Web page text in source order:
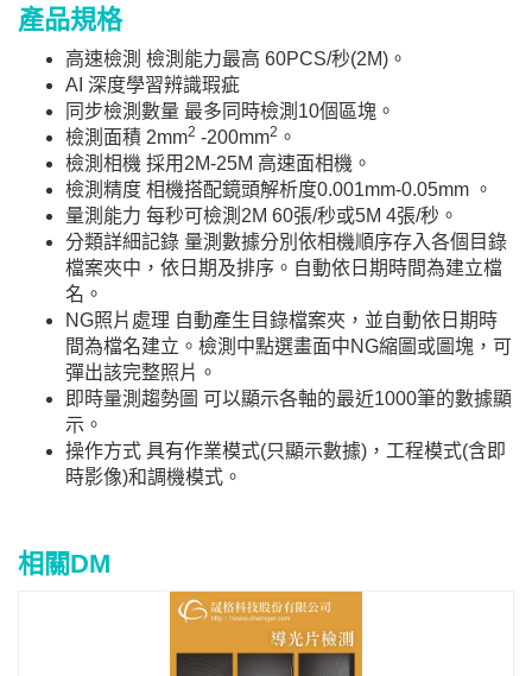
產品規格
高速檢測 檢測能力最高 60PCS/秒(2M)。
AI 深度學習辨識瑕疵
同步檢測數量 最多同時檢測10個區塊。
檢測面積 2mm2 -200mm2 。
檢測相機 採用2M-25M 高速面相機。
檢測精度 相機搭配鏡頭解析度0.001mm-0.05mm 。
量測能力 每秒可檢測2M 60張/秒或5M 4張/秒。
分類詳細記錄 量測數據分別依相機順序存入各個目錄
檔案夾中，依日期及排序。自動依日期時間為建立檔
名。
NG照片處理 自動產生目錄檔案夾，並自動依日期時
間為檔名建立。檢測中點選畫面中NG縮圖或圖塊，可
彈出該完整照片。
即時量測趨勢圖 可以顯示各軸的最近1000筆的數據顯
示。
操作方式 具有作業模式(只顯示數據)，工程模式(含即
時影像)和調機模式。
相關DM